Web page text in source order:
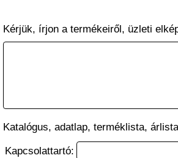
Kérjük, írjon a termékeiről, üzleti
Katalógus, adatlap, terméklista,
Kapcsolattartó: